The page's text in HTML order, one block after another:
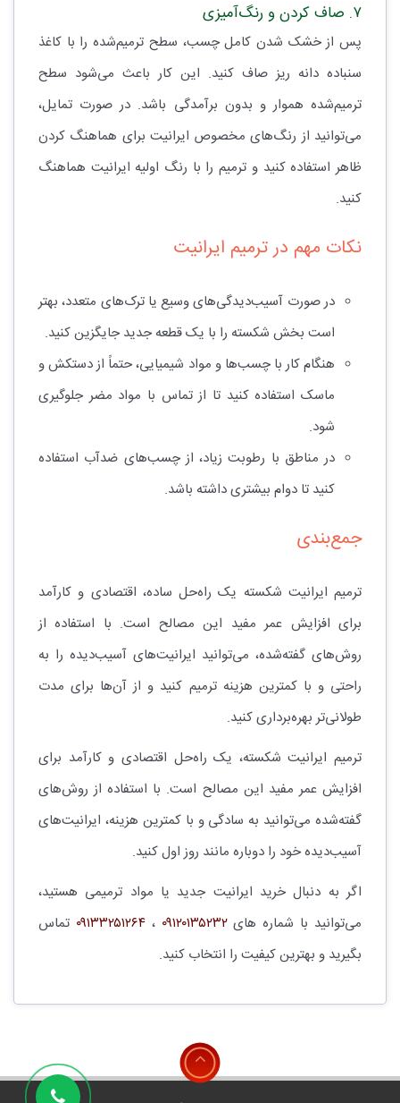
۷. صاف کردن و رنگ‌آمیزی
پس از خشک شدن کامل چسب، سطح ترمیم‌شده را با کاغذ
سنباده دانه ریز صاف کنید. این کار باعث می‌شود سطح
ترمیم‌شده هموار و بدون برآمدگی باشد. در صورت تمایل،
می‌توانید از رنگ‌های مخصوص ایرانیت برای هماهنگ کردن
ظاهر استفاده کنید و ترمیم را با رنگ اولیه ایرانیت هماهنگ
کنید.
نکات مهم در ترمیم ایرانیت
در صورت آسیب‌دیدگی‌های وسیع یا ترک‌های متعدد، بهتر
است بخش شکسته را با یک قطعه جدید جایگزین کنید.
هنگام کار با چسب‌ها و مواد شیمیایی، حتماً از دستکش و
ماسک استفاده کنید تا از تماس با مواد مضر جلوگیری
شود.
در مناطق با رطوبت زیاد، از چسب‌های ضدآب استفاده
کنید تا دوام بیشتری داشته باشد.
جمع‌بندی
ترمیم ایرانیت شکسته یک راه‌حل ساده، اقتصادی و کارآمد
برای افزایش عمر مفید این مصالح است. با استفاده از
روش‌های گفته‌شده، می‌توانید ایرانیت‌های آسیب‌دیده را به
راحتی و با کمترین هزینه ترمیم کنید و از آن‌ها برای مدت
طولانی‌تر بهره‌برداری کنید.
ترمیم ایرانیت شکسته، یک راه‌حل اقتصادی و کارآمد برای
افزایش عمر مفید این مصالح است. با استفاده از روش‌های
گفته‌شده می‌توانید به سادگی و با کمترین هزینه، ایرانیت‌های
آسیب‌دیده خود را دوباره مانند روز اول کنید.
اگر به دنبال خرید ایرانیت جدید یا مواد ترمیمی هستید،
می‌توانید با شماره های۰۹۱۲۰۱۳۵۲۳۲ ،۰۹۱۳۳۲۵۱۲۶۴ تماس
بگیرید و بهترین کیفیت را انتخاب کنید.